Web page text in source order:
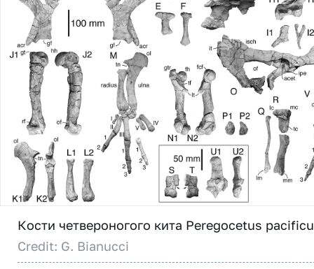
Кости четвероногого кита Peregocetus
Credit: G. Bianucci